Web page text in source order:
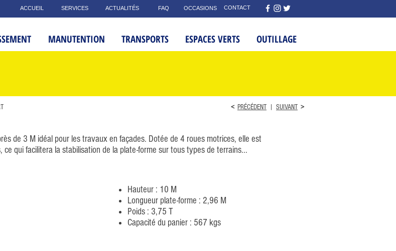
ACCUEIL SERVICES ACTUALITÉS FAQ OCCASIONS CONTACT
MANUTENTION TRANSPORTS ESPACES VERTS OUTILLAGE
< PRÉCÉDENT SUIVANT >
de 3 M idéal pour les travaux en façades. Dotée de 4 roues motrices, elle est
qui facilitera la stabilisation de la plate-forme sur tous types de terrains...
Hauteur : 10 M
Longueur plate-forme : 2,96 M
Poids : 3,75 T
Capacité du panier : 567 kgs